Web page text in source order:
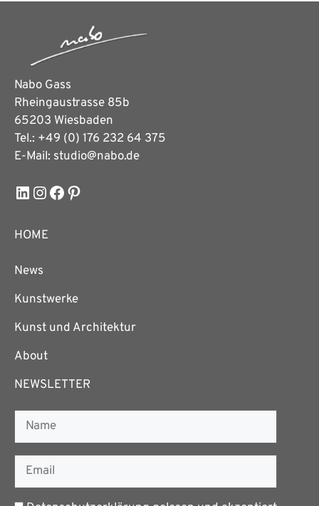
Nabo Gass
Rheingaustrasse 85b
65203 Wiesbaden
Tel.: +49 (0) 176 232 64 375
E-Mail: studio@nabo.de
LinkedIn
Instagram
Facebook
Pinterest
HOME
News
Kunstwerke
Kunst und Architektur
About
NEWSLETTER